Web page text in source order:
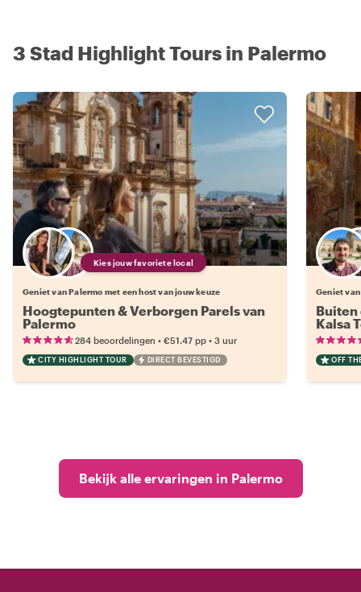
3 Stad Highlight Tours in Palermo
Kies jouw favoriete local
Geniet van Palermo met een host van jouw keuze
Hoogtepunten & Verborgen Parels van
Palermo
284 beoordelingen • €51.47 pp • 3 uur
CITY HIGHLIGHT TOUR DIRECT BEVESTIGD
Geniet
Buiten
Kalsa
OFF
Bekijk alle ervaringen in Palermo